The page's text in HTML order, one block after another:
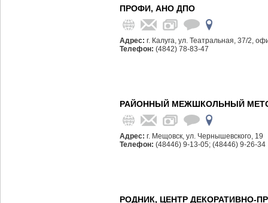
ПРОФИ, АНО ДПО
Адрес: г. Калуга, ул. Театральная, 37/2,
Телефон: (4842) 78-83-47
РАЙОННЫЙ МЕЖШКОЛЬНЫЙ
Адрес: г. Мещовск, ул. Чернышевского, 19
Телефон: (48446) 9-13-05; (48446) 9-26-34
РОДНИК, ЦЕНТР ДЕКОРАТИВНО-